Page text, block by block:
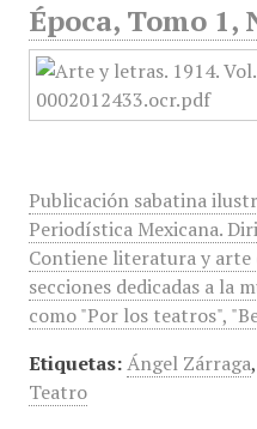
Época, Tomo 1,
Publicación sabatina
Periodística Mexicana.
Contiene literatura y arte
secciones dedicadas a la
como "Por los teatros",
Etiquetas: Ángel Zárraga,
Teatro